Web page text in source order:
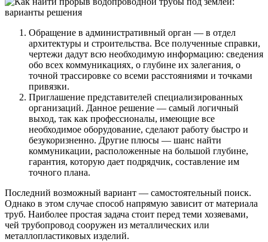
Обращение в административный орган — в отдел
архитектуры и строительства. Все полученные справки,
чертежи дадут всю необходимую информацию: сведения
обо всех коммуникациях, о глубине их залегания, о
точной трассировке со всеми расстояниями и точками
привязки.
Приглашение представителей специализированных
организаций. Данное решение — самый логичный
выход, так как профессионалы, имеющие все
необходимое оборудование, сделают работу быстро и
безукоризненно. Другие плюсы — шанс найти
коммуникации, расположенные на большой глубине,
гарантия, которую дает подрядчик, составление им
точного плана.
Последний возможный вариант — самостоятельный поиск.
Однако в этом случае способ напрямую зависит от материала
труб. Наиболее простая задача стоит перед теми хозяевами,
чей трубопровод сооружен из металлических или
металлопластиковых изделий.